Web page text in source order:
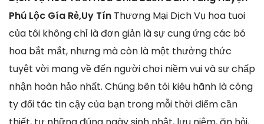
Phú Lộc Gía Rẻ,Uy Tín Thương Mại Dịch Vụ hoa tuoi
của tôi không chỉ là đơn giản là sự cung ứng các bó
hoa bắt mắt, nhưng mà còn là một thưởng thức
tuyệt vời mang về đến người chơi niềm vui và sự chấp
nhận hoàn hảo nhất. Chúng bên tôi kiêu hãnh là công
ty đối tác tin cậy của bạn trong mỗi thời điểm cần